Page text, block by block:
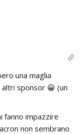
una maglia
altri sponsor 😀 (un
fanno impazzire
non sembrano